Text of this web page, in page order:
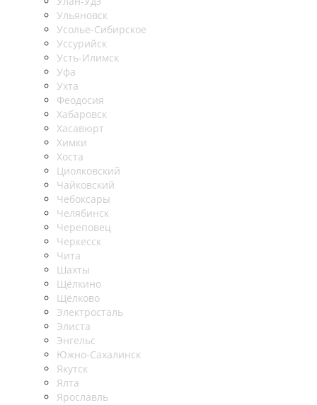
Ульяновск
Усолье-Сибирское
Уссурийск
Усть-Илимск
Уфа
Ухта
Феодосия
Хабаровск
Хасавюрт
Химки
Хоста
Циолковский
Чайковский
Чебоксары
Челябинск
Череповец
Черкесск
Чита
Шахты
Щёлкино
Щёлково
Электросталь
Элиста
Энгельс
Южно-Сахалинск
Якутск
Ялта
Ярославль